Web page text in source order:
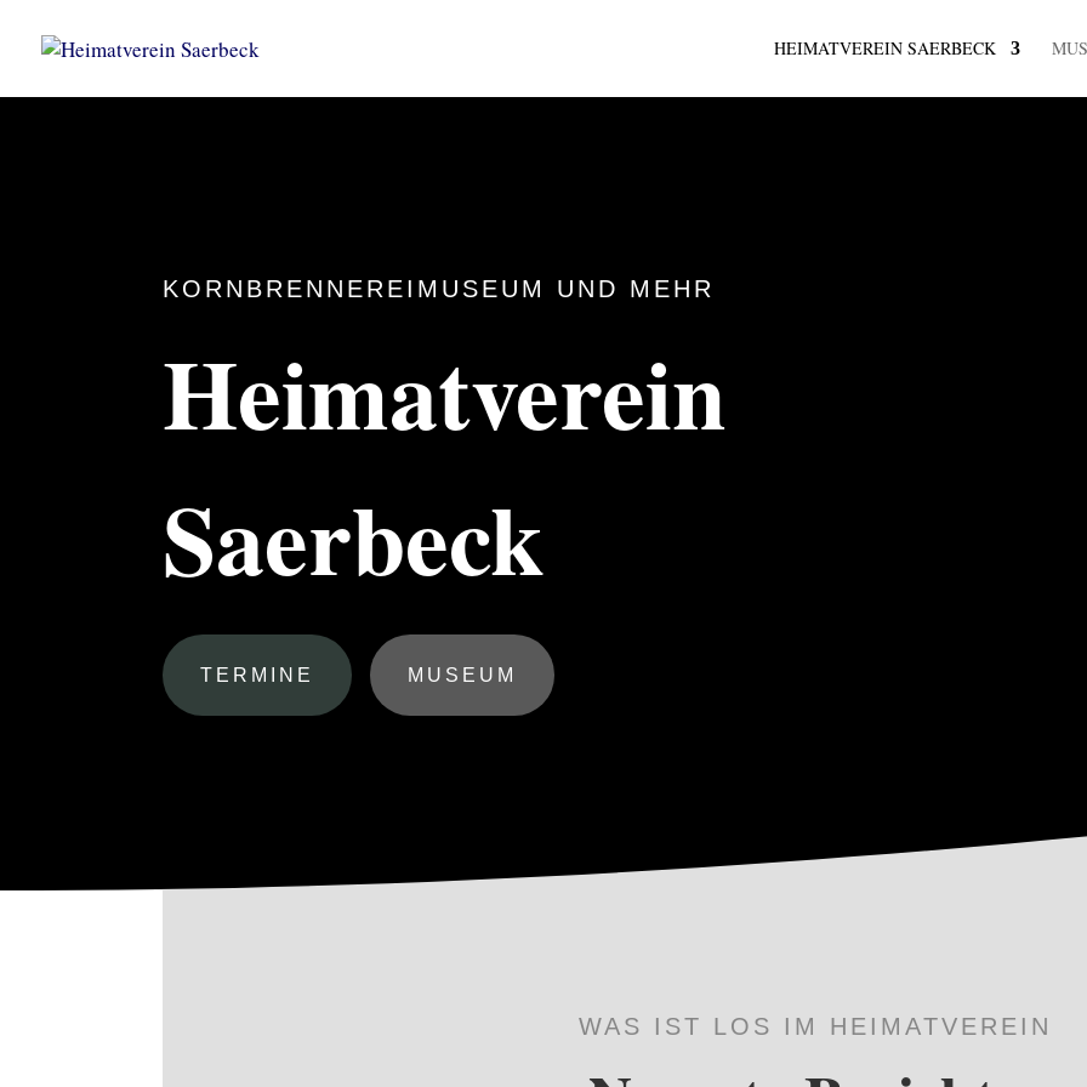
HEIMATVEREIN SAERBECK
KORNBRENNEREIMUSEUM UND MEHR
Heimatverein
Saerbeck
TERMINE MUSEUM
WAS IST LOS IM HEIMATVEREIN